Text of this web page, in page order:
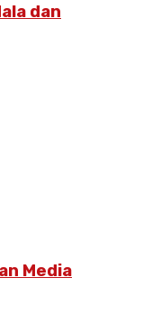
dan
Media